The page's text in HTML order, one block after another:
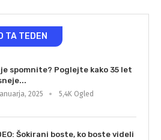
TA TEDEN
je spomnite? Poglejte kako 35 let
2025 5,4K Ogled
Šokirani boste, ko boste videli